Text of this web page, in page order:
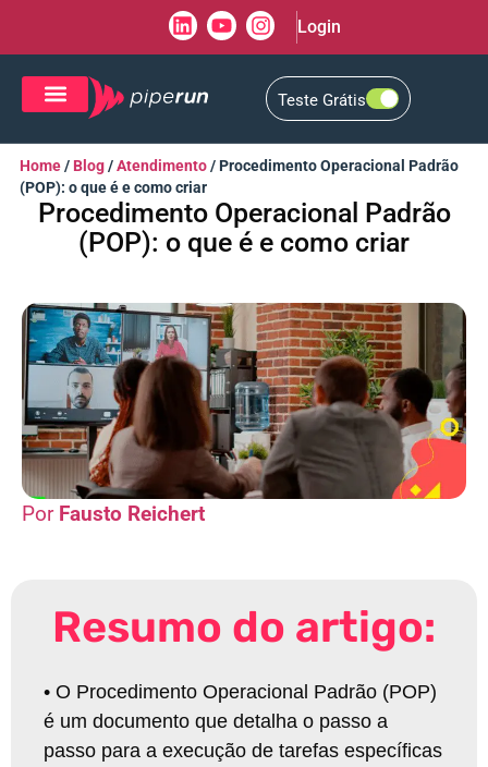
Login
Teste Grátis
Home/ Blog/Atendimento/Procedimento Operacional Padrão
(POP): o que é e como criar
Procedimento Operacional Padrão
(POP): o que é e como criar
Fausto Reichert
Resumo do artigo:
• O Procedimento Operacional Padrão (POP)
é um documento que detalha o passo a
passo para a execução de tarefas específicas